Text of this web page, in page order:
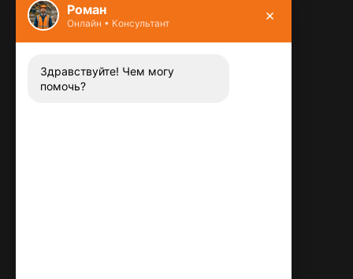
Контакты
Заказать звонок
Роман
Онлайн • Консультант ×
Здравствуйте! Чем могу
помочь?